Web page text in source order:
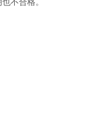
不合格。